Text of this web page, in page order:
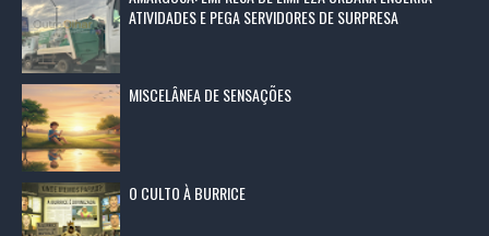
ATIVIDADES E PEGA SERVIDORES DE SURPRESA
MISCELÂNEA DE SENSAÇÕES
O CULTO À BURRICE